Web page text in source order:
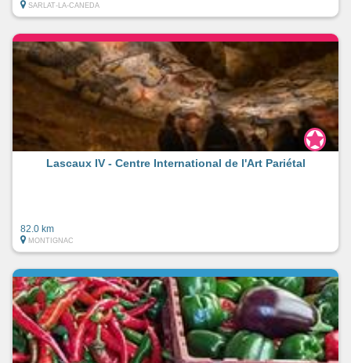
SARLAT-LA-CANEDA
Lascaux IV - Centre International de l'Art Pariétal
82.0 km
MONTIGNAC